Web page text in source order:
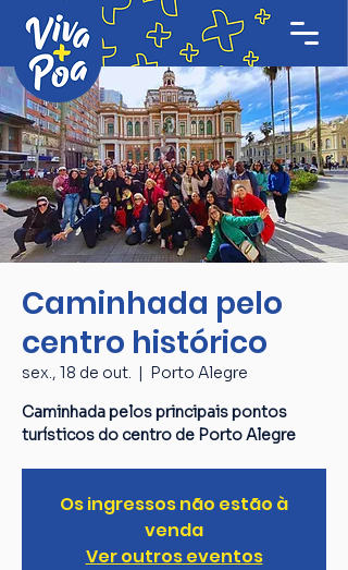
Caminhada pelo
centro histórico
sex., 18 de out.
  |
Porto Alegre
Caminhada pelos principais pontos
turísticos do centro de Porto Alegre
Os ingressos não estão à
venda
Ver outros eventos